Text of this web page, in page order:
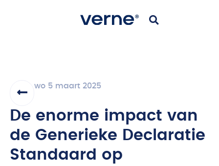
wo 5 maart 2025
De enorme impact van
de Generieke Declaratie
Standaard op